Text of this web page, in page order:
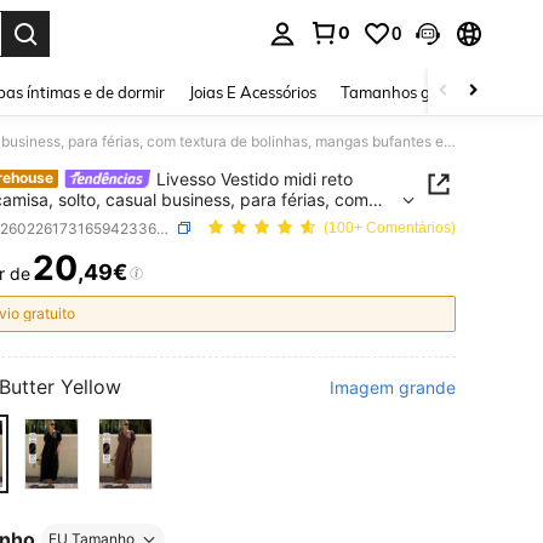
0 0
íntimas e de dormir Joias E Acessórios Tamanhos grandes
Livesso Vestido midi reto estilo camisa, solto, casual business, para férias, com textura de bolinhas, mangas bufantes elegantes, primavera-verão, para mulher, adequado para casamento e banquete
Livesso Vestido midi reto
solto, casual business, para férias, com
de bolinhas, mangas bufantes elegantes,
verão, para mulher, adequado para
e banquete
SKU: sz260226173165942336384 (100+ Comentários)
AND AVAILABILITY
de20,49€
gratuito
Butter Yellow Imagem grande
EU Tamanho